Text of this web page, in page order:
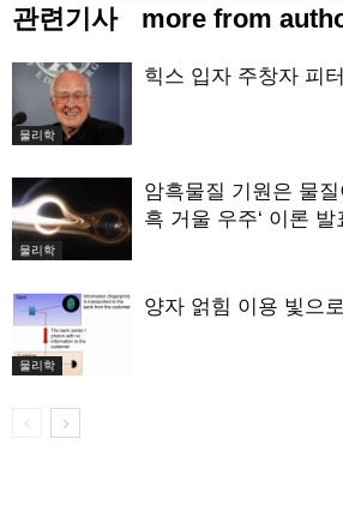
관련기사 more from
물리학
힉스 입자 주창자 피
물리학
암흑물질 기원은 물
흑 거울 우주‘ 이론 발
물리학
양자 얽힘 이용 빛으